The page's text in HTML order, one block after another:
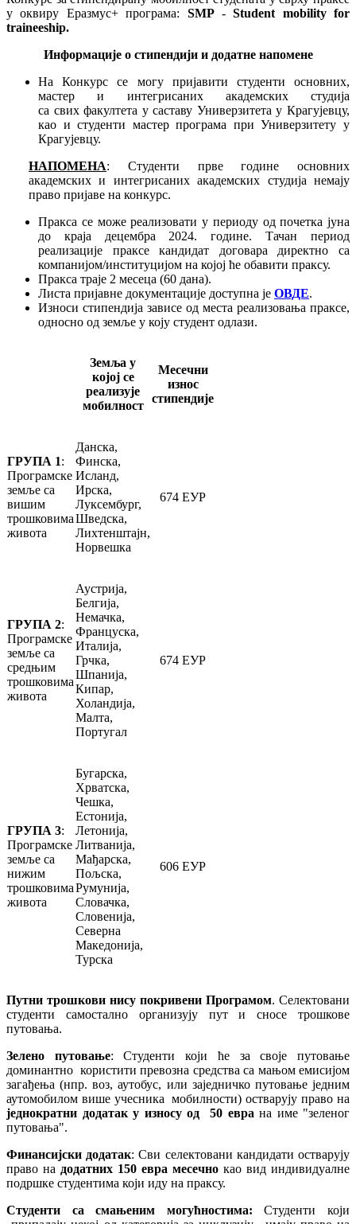
у оквиру Еразмус+ програма: SMP-Student mobility for
traineeship.
Информације о стипендији и додатне напомене
На Конкурс се могу пријавити студенти основних,
мастер и интегрисаних академских студија
са свих факултета у саставу Универзитета у Крагујевцу,
као и студенти мастер програма при Универзитету у
Крагујевцу.
НАПОМЕНА: Студенти прве године основних
академских и интегрисаних академских студија немају
право пријаве на конкурс.
Пракса се може реализовати у периоду од почетка јуна
до краја децембра 2024. године. Тачан период
реализације праксе кандидат договара директно са
компанијом/институцијом на којој ће обавити праксу.
Пракса траје 2 месеца (60 дана).
Листа пријавне документације доступна је ОВДЕ.
Износи стипендија зависе од места реализовања праксе,
односно од земље у коју студент одлази.
Земља у
којој се
реализује
мобилност
Месечни
износ
стипендије
ГРУПА 1:
Програмске
земље са
вишим
трошковима
живота
Данска,
Финска,
Исланд,
Ирска,
Луксембург,
Шведска,
Лихтенштајн,
Норвешка
674 ЕУР
ГРУПА 2:
Програмске
земље са
средњим
трошковима
живота
Аустрија,
Белгија,
Немачка,
Француска,
Италија,
Грчка,
Шпанија,
Кипар,
Холандија,
Малта,
Португал
674 ЕУР
ГРУПА 3:
Програмске
земље са
нижим
трошковима
живота
Бугарска,
Хрватска,
Чешка,
Естонија,
Летонија,
Литванија,
Мађарска,
Пољска,
Румунија,
Словачка,
Словенија,
Северна
Македонија,
Турска
606 ЕУР
Путни трошкови нису покривени Програмом. Селектовани
студенти самостално организују пут и сносе трошкове
путовања.
Зелено путовање: Студенти који ће за своје путовање
доминантно користити превозна средства са мањом емисијом
загађења (нпр. воз, аутобус, или заједничко путовање једним
аутомобилом више учесника мобилности) остварују право на
једнократни додатак у износу од 50 евра на име "зеленог
путовања".
Финансијски додатак: Сви селектовани кандидати остварују
право на додатних 150 евра месечно као вид индивидуалне
подршке студентима који иду на праксу.
Студенти са смањеним могућностима:Студенти који